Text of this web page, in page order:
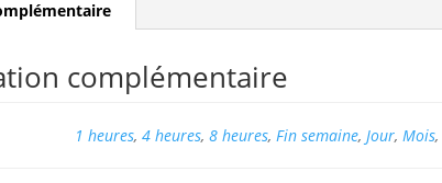
complémentaire
1 heures, 4 heures, 8 heures, Fin semaine, Jour, Mois,